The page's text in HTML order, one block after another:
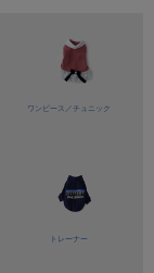
ワンピース／チュニック
トレーナー